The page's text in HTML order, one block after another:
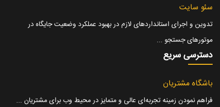
سئو سایت
تدوین و اجرای استانداردهای لازم در بهبود عملکرد وضعیت جایگاه در
موتورهای جستجو ...
دسترسی سریع
باشگاه مشتریان
فراهم نمودن زمینه تجربه‌ای عالی و متمایز در محیط وب برای مشتریان ...